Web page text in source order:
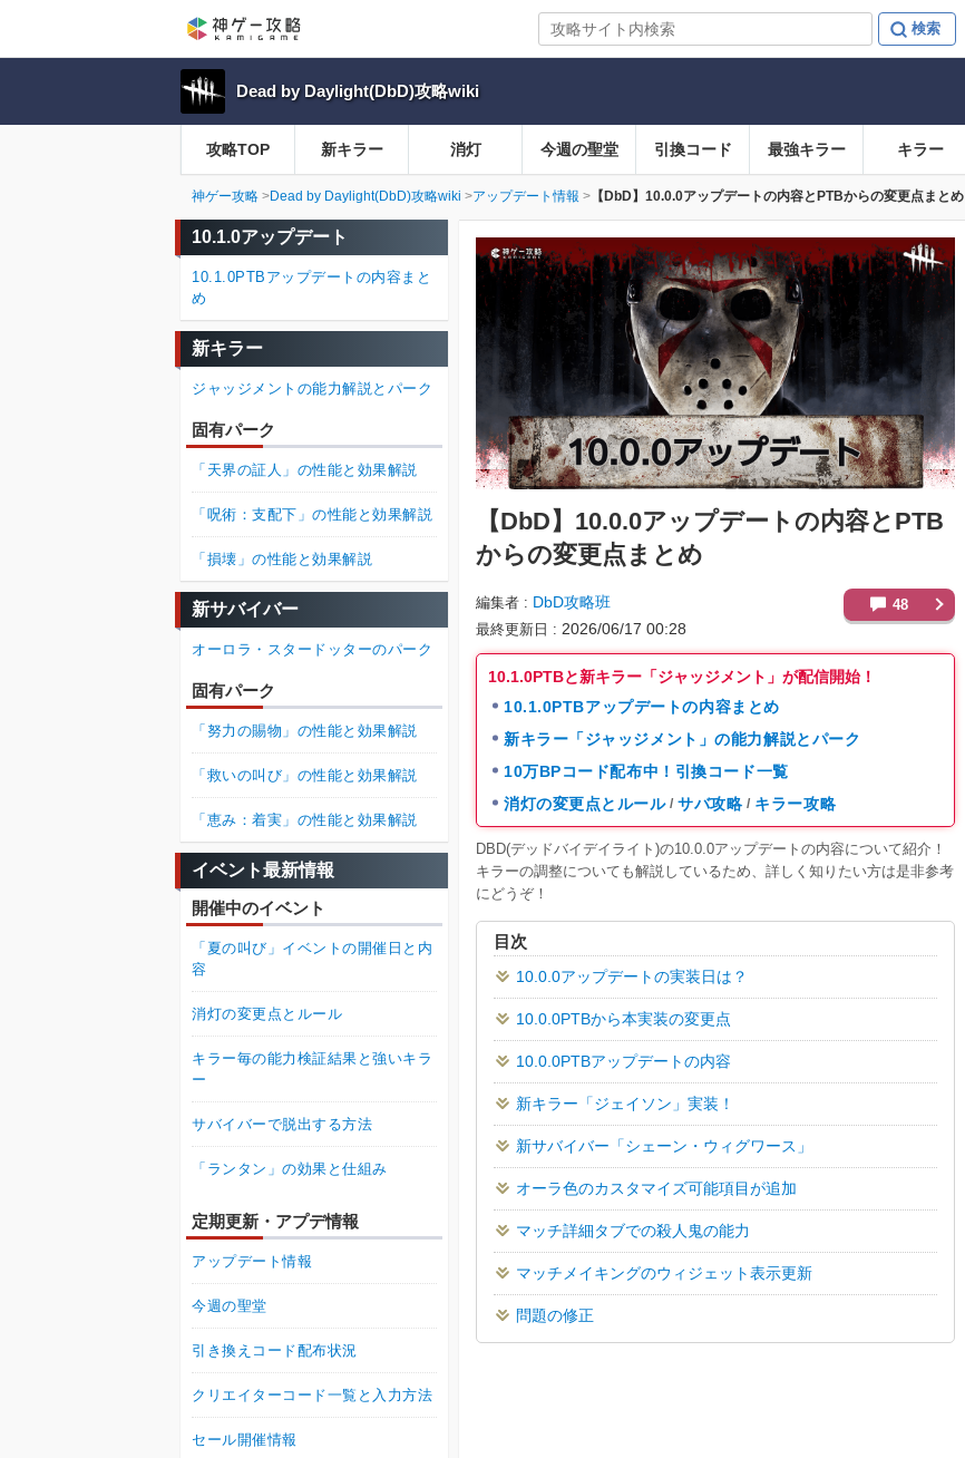
Dead by Daylight(DbD)攻略wiki
攻略TOP 新キラー 消灯 今週の聖堂 引換コード 最強キラー キラー
神ゲー攻略 Dead by Daylight(DbD)攻略wiki アップデート情報 【DbD】10.0.0アップデートの内容とPTBからの変更点まとめ
【DbD】 10.0.0アップデートの内容とPTB
からの変更点まとめ
編集者 DbD攻略班
最終更新日 2026/06/17 00:28
48
10.1.0PTBと新キラー「ジャッジメント」が配信開始！
10.1.0PTBアップデートの内容まとめ
新キラー「ジャッジメント」の能力解説とパーク
10万BPコード配布中！引換コード一覧
消灯の変更点とルール / サバ攻略 / キラー攻略
DBD(デッドバイデイライト)の10.0.0アップデートの内容について紹介！
キラーの調整についても解説しているため、詳しく知りたい方は是非参考
にどうぞ！
目次
10.0.0アップデートの実装日は？
10.0.0PTBから本実装の変更点
10.0.0PTBアップデートの内容
新キラー「ジェイソン」実装！
新サバイバー「シェーン・ウィグワース」
オーラ色のカスタマイズ可能項目が追加
マッチ詳細タブでの殺人鬼の能力
マッチメイキングのウィジェット表示更新
問題の修正
10.1.0アップデート
10.1.0PTBアップデートの内容まと
め
新キラー
ジャッジメントの能力解説とパーク
固有パーク
「天界の証人」の性能と効果解説
「呪術：支配下」の性能と効果解説
「損壊」の性能と効果解説
新サバイバー
オーロラ・スタードッターのパーク
固有パーク
「努力の賜物」の性能と効果解説
「救いの叫び」の性能と効果解説
「恵み：着実」の性能と効果解説
イベント最新情報
開催中のイベント
「夏の叫び」イベントの開催日と内
容
消灯の変更点とルール
キラー毎の能力検証結果と強いキラ
ー
サバイバーで脱出する方法
「ランタン」の効果と仕組み
定期更新・アプデ情報
アップデート情報
今週の聖堂
引き換えコード配布状況
クリエイターコード一覧と入力方法
セール開催情報